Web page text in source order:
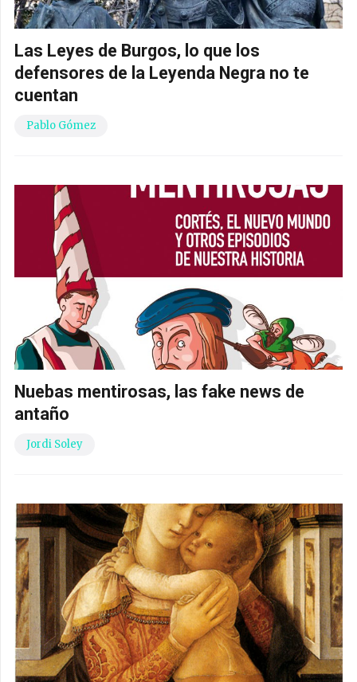
Las Leyes de Burgos, lo que los
defensores de la Leyenda Negra no te
cuentan
Pablo Gómez
Nuebas mentirosas, las fake news de
antaño
Jordi Soley